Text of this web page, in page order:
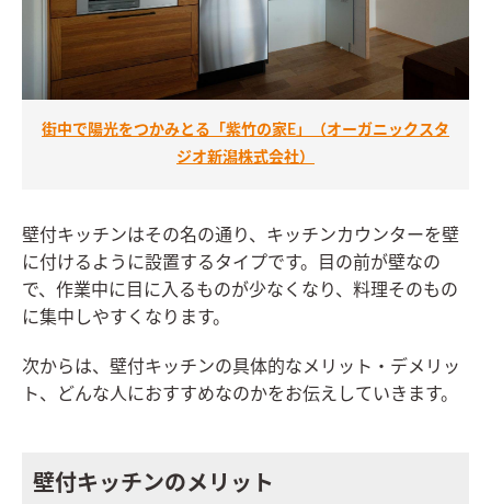
街中で陽光をつかみとる「紫竹の家E」（オーガニックスタ
ジオ新潟株式会社）
壁付キッチンはその名の通り、キッチンカウンターを壁
に付けるように設置するタイプです。目の前が壁なの
で、作業中に目に入るものが少なくなり、料理そのもの
に集中しやすくなります。
次からは、壁付キッチンの具体的なメリット・デメリッ
ト、どんな人におすすめなのかをお伝えしていきます。
壁付キッチンのメリット